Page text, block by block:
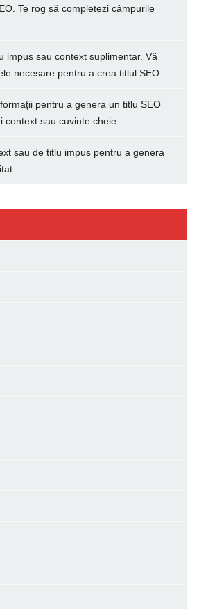
Te rog să completezi câmpurile
impus sau context suplimentar. Vă
necesare pentru a crea titlul SEO.
pentru a genera un titlu SEO
context sau cuvinte cheie.
sau de titlu impus pentru a genera